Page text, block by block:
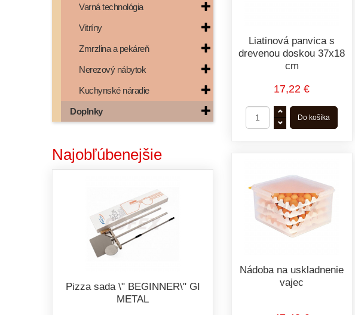
Liatinová panvica s
drevenou doskou 37x18
cm
17,22 €
Nádoba na uskladnenie
vajec
Varná technológia
Vitríny
Zmrzlina a pekáreň
Nerezový nábytok
Kuchynské náradie
Doplnky
Najobľúbenejšie
Pizza sada \" BEGINNER\" GI
METAL